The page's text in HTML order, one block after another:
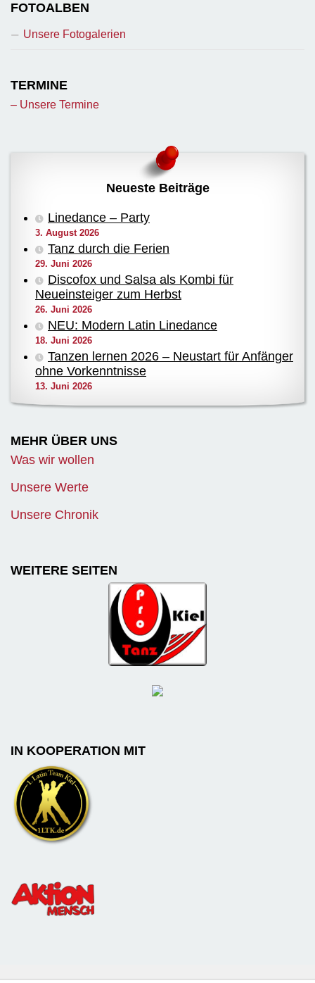
FOTOALBEN
Unsere Fotogalerien
TERMINE
– Unsere Termine
Neueste Beiträge
Linedance – Party
3. August 2026
Tanz durch die Ferien
29. Juni 2026
Discofox und Salsa als Kombi für
Neueinsteiger zum Herbst
26. Juni 2026
NEU: Modern Latin Linedance
18. Juni 2026
Tanzen lernen 2026 – Neustart für Anfänger
ohne Vorkenntnisse
13. Juni 2026
MEHR ÜBER UNS
Was wir wollen
Unsere Werte
Unsere Chronik
WEITERE SEITEN
IN KOOPERATION MIT